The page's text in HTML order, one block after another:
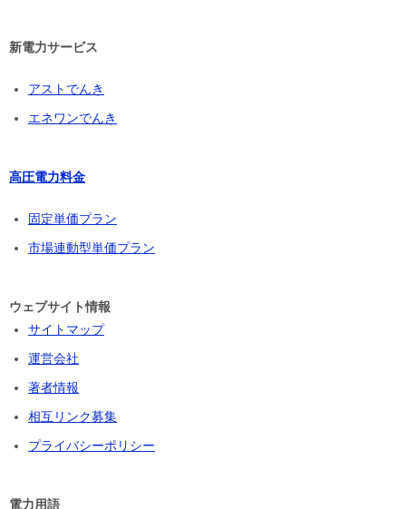
新電力サービス
アストでんき
エネワンでんき
高圧電力料金
固定単価プラン
市場連動型単価プラン
ウェブサイト情報
サイトマップ
運営会社
著者情報
相互リンク募集
プライバシーポリシー
電力用語